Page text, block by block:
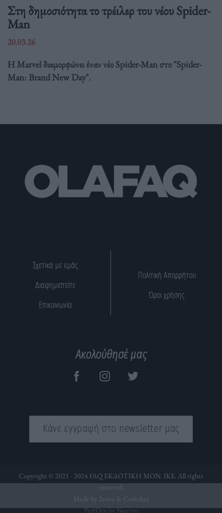
Στη δημοσιότητα το τρέιλερ του νέου Spider-
Man
20.03.26
Η Marvel διαμορφώνει έναν νέο Spider-Man στο "Spider-
Man: Brand New Day".
Σχετικά με εμάς
Διαφημιστείτε
Επικοινωνία
Πολιτική Απορρήτου
Όροι χρήσης
Ακολούθησέ μας
Κάνε εγγραφή στο newsletter μας
Copyright © 2021 - 2024 FAQ ΕΚΔΟΤΙΚΗ ΜΟΝ. ΙΚΕ. All rights
reserved.
Made by 2ence & Codedux
PerfOps by Nuevvo